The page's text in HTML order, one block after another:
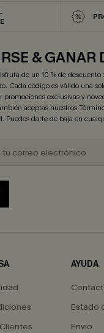
& GANAR
de un 10 % de
Cada código es válido una
promociones exclusivas y
aceptas nuestros
. Puedes darte de baja en
AYUDA
Estado
Envío